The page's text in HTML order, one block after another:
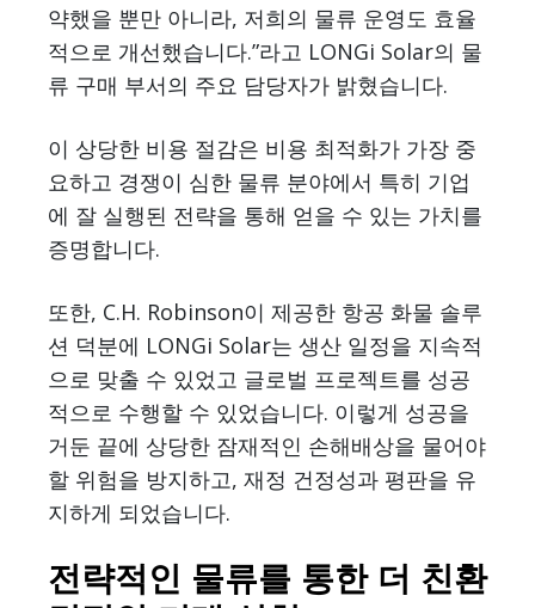
약했을 뿐만 아니라, 저희의 물류 운영도 효율
적으로 개선했습니다.”라고 LONGi Solar의 물
류 구매 부서의 주요 담당자가 밝혔습니다.
이 상당한 비용 절감은 비용 최적화가 가장 중
요하고 경쟁이 심한 물류 분야에서 특히 기업
에 잘 실행된 전략을 통해 얻을 수 있는 가치를
증명합니다.
또한, C.H. Robinson이 제공한 항공 화물 솔루
션 덕분에 LONGi Solar는 생산 일정을 지속적
으로 맞출 수 있었고 글로벌 프로젝트를 성공
적으로 수행할 수 있었습니다. 이렇게 성공을
거둔 끝에 상당한 잠재적인 손해배상을 물어야
할 위험을 방지하고, 재정 건정성과 평판을 유
지하게 되었습니다.
전략적인 물류를 통한 더 친환